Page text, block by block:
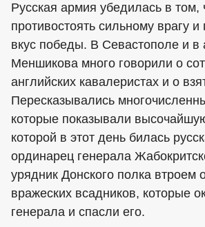
Русская армия убедилась в том,
противостоять сильному врагу и
вкус победы. В Севастополе и в
Меншикова много говорили о
английских кавалеристах и о
Пересказывались
которые показывали
которой в этот день билась
ординарец генерала
урядник Донского полка втроем
вражеских всадников, которые
генерала и спасли его.